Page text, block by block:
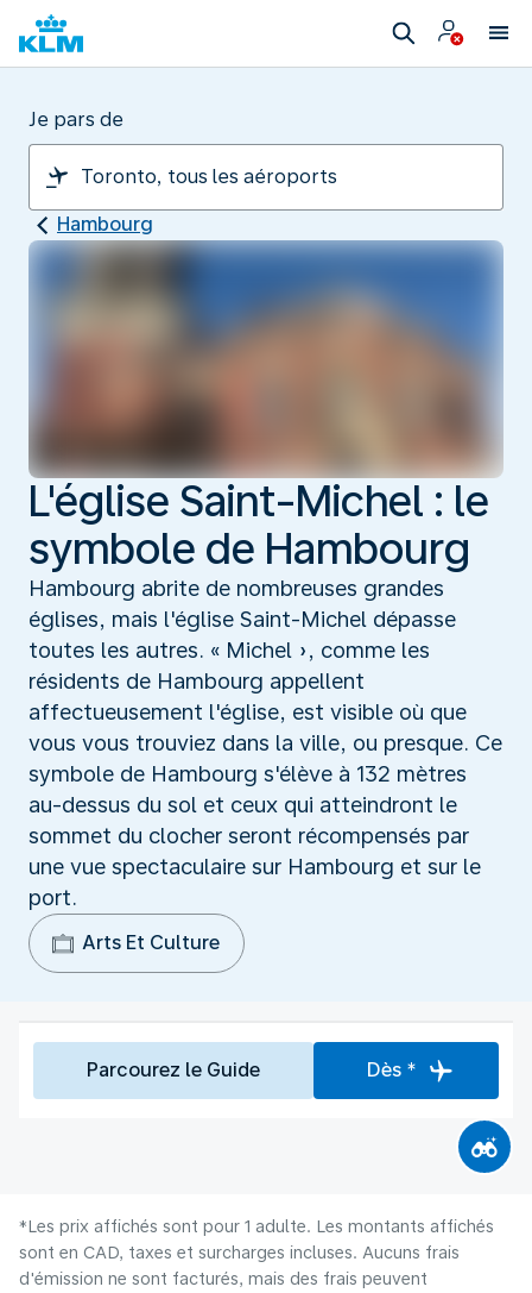
Je pars de
Hambourg
L'église Saint-Michel : le
symbole de Hambourg
Hambourg abrite de nombreuses grandes
églises, mais l'église Saint-Michel dépasse
toutes les autres. « Michel », comme les
résidents de Hambourg appellent
affectueusement l'église, est visible où que
vous vous trouviez dans la ville, ou presque. Ce
symbole de Hambourg s'élève à 132 mètres
au-dessus du sol et ceux qui atteindront le
sommet du clocher seront récompensés par
une vue spectaculaire sur Hambourg et sur le
port.
Arts Et Culture
Parcourez le Guide Dès *
*Les prix affichés sont pour 1 adulte. Les montants affichés
sont en CAD, taxes et surcharges incluses. Aucuns frais
d'émission ne sont facturés, mais des frais peuvent